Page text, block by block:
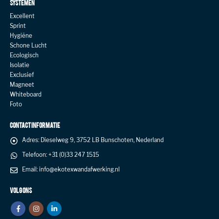
SYSTEMEN
Excellent
Sprint
Hygiëne
Schone Lucht
Ecologisch
Isolatie
Exclusief
Magneet
Whiteboard
Foto
CONTACT INFORMATIE
Adres: Dieselweg 9, 3752 LB Bunschoten, Nederland
Telefoon: +31 (0)33 247 1515
Email: info@ekotexwandafwerking.nl
VOLG ONS